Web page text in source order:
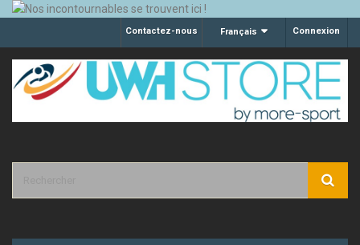
Connexion
Français
Contactez-nous